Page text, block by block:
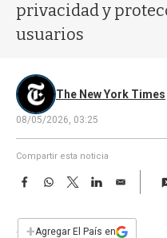
privacidad y
usuarios
The New York Times
08/05/2026, 03:25
Compartir esta noticia
F
e
W
T
w
t
L
E
i
+Agregar El País en